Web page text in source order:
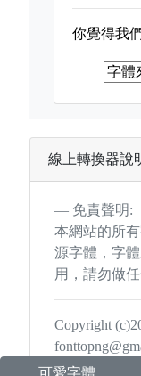
你覺得我
線上轉換器說
免責聲明:
本網站的所
源字體，字
用，請勿做
Copyright
可愛字體